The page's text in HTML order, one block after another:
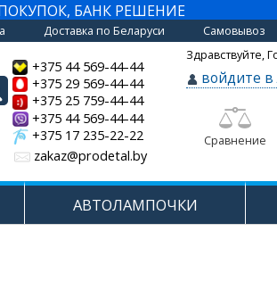
БАНК РЕШЕНИЕ
Доставка по Беларуси Самовывоз
+375 44 569-44-44
+375 29 569-44-44
+375 25 759-44-44
+375 44 569-44-44
+375 17 235-22-22
zakaz@prodetal.by
Здравствуйте,
войдите
Сравнение
АВТОЛАМПОЧКИ